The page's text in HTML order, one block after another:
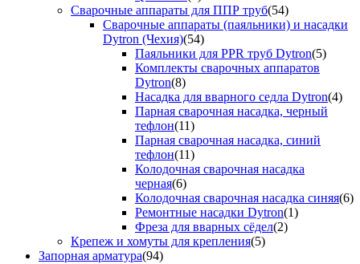
Сварочные аппараты для ППР труб(54)
Сварочные аппараты (паяльники) и насадки
Dytron (Чехия)(54)
Паяльники для PPR труб Dytron(5)
Комплекты сварочных аппаратов
Dytron(8)
Насадка для вварного седла Dytron(4)
Парная сварочная насадка, черный
тефлон(11)
Парная сварочная насадка, синий
тефлон(11)
Колодочная сварочная насадка
черная(6)
Колодочная сварочная насадка синяя(6)
Ремонтные насадки Dytron(1)
Фреза для вварных сёдел(2)
Крепеж и хомуты для крепления(5)
Запорная арматура(94)